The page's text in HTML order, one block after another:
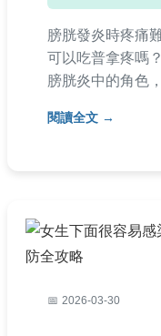
膀胱發炎時疼痛
可以吃普拿疼嗎
膀胱炎中的角色
全緩解不適。
閱讀全文
2026-03-30